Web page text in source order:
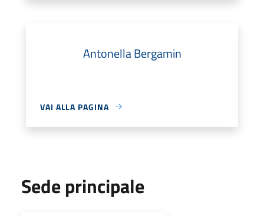
Antonella Bergamin
VAI ALLA PAGINA
Sede principale